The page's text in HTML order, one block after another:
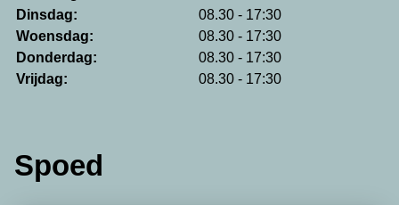
Dinsdag:
08.30 - 17:30
Woensdag:
08.30 - 17:30
Donderdag:
08.30 - 17:30
Vrijdag:
08.30 - 17:30
Spoed